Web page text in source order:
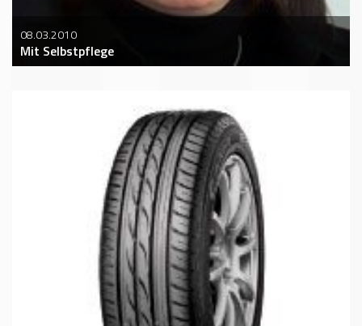
08.03.2010
Mit Selbstpflege